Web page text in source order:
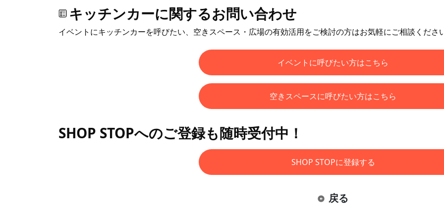
キッチンカーに関するお問い合わせ
イベントにキッチンカーを呼びたい、空きスペース・広場の有効活用をご検討の方はお気軽にご相談くださ
イベントに呼びたい方はこちら
空きスペースに呼びたい方はこちら
SHOP STOPへのご登録も随時受付中！
SHOP STOPに登録する
戻る